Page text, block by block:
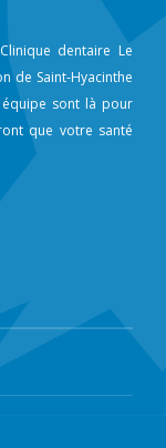
dentaire Le
de Saint-Hyacinthe
sont là pour
que votre santé